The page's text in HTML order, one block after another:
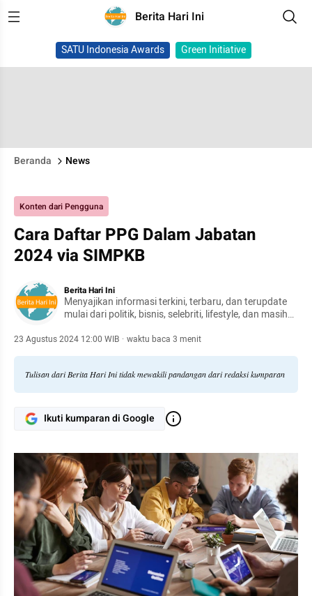
Berita Hari Ini
SATU Indonesia Awards Green Initiative
Beranda News
Konten dari Pengguna
Cara Daftar PPG Dalam Jabatan
2024 via SIMPKB
Berita Hari Ini
Menyajikan informasi terkini, terbaru, dan terupdate
mulai dari politik, bisnis, selebriti, lifestyle, dan masih
23 Agustus 2024 12:00 WIB · waktu baca 3 menit
Tulisan dari Berita Hari Ini tidak mewakili pandangan dari redaksi kumparan
Ikuti kumparan di Google